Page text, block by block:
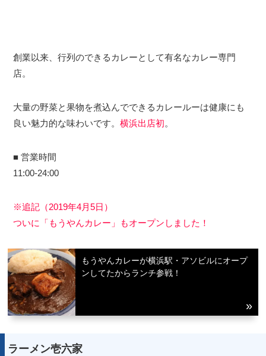
創業以来、行列のできるカレーとして有名なカレー専門
店。
大量の野菜と果物を煮込んでできるカレールーは健康にも
良い魅力的な味わいです。横浜出店初。
■ 営業時間
11:00-24:00
※追記（2019年4月5日）
ついに「もうやんカレー」もオープンしました！
もうやんカレーが横浜駅・アソビルにオープ
ンしてたからランチ参戦！
ラーメン壱六家